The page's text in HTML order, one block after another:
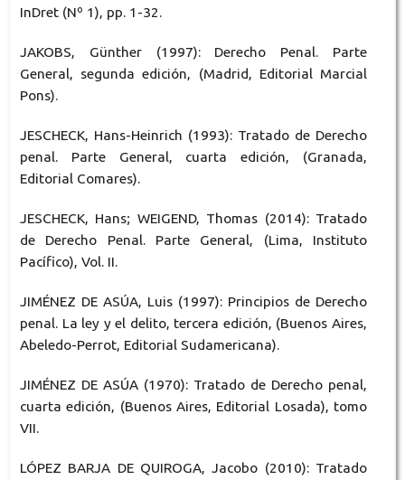
InDret (Nº 1), pp. 1-32.
JAKOBS, Günther (1997): Derecho Penal. Parte
General, segunda edición, (Madrid, Editorial Marcial
Pons).
JESCHECK, Hans-Heinrich (1993): Tratado de Derecho
penal. Parte General, cuarta edición, (Granada,
Editorial Comares).
JESCHECK, Hans; WEIGEND, Thomas (2014): Tratado
de Derecho Penal. Parte General, (Lima, Instituto
Pacífico), Vol. II.
JIMÉNEZ DE ASÚA, Luis (1997): Principios de Derecho
penal. La ley y el delito, tercera edición, (Buenos Aires,
Abeledo-Perrot, Editorial Sudamericana).
JIMÉNEZ DE ASÚA (1970): Tratado de Derecho penal,
cuarta edición, (Buenos Aires, Editorial Losada), tomo
VII.
LÓPEZ BARJA DE QUIROGA, Jacobo (2010): Tratado